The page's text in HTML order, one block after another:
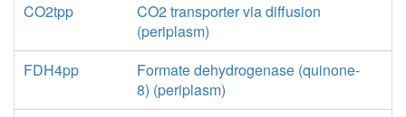
CO2tpp
CO2 transporter via diffusion
(periplasm)
FDH4pp
Formate dehydrogenase (quinone-
8) (periplasm)